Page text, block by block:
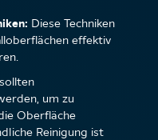
Diese Techniken
effektiv
um zu
Oberfläche
Reinigung ist